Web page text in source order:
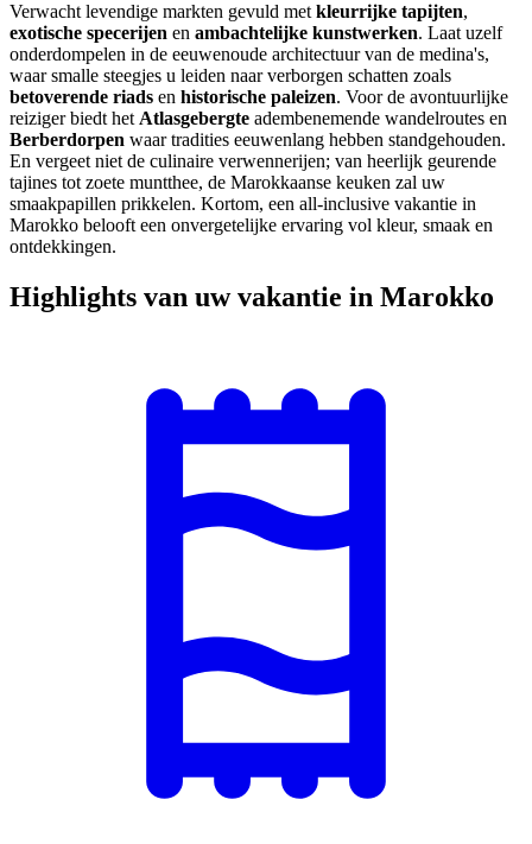
Verwacht levendige markten gevuld metkleurrijke tapijten,
exotische specerijen en ambachtelijke kunstwerken. Laat uzelf
onderdompelen in de eeuwenoude architectuur van de medina's,
waar smalle steegjes u leiden naar verborgen schatten zoals
betoverende riads en historische paleizen. Voor de avontuurlijke
reiziger biedt hetAtlasgebergte adembenemende wandelroutes en
Berberdorpen waar tradities eeuwenlang hebben standgehouden.
En vergeet niet de culinaire verwennerijen; van heerlijk geurende
tajines tot zoete muntthee, de Marokkaanse keuken zal uw
smaakpapillen prikkelen. Kortom, een all-inclusive vakantie in
Marokko belooft een onvergetelijke ervaring vol kleur, smaak en
ontdekkingen.
Highlights van uw vakantie in Marokko